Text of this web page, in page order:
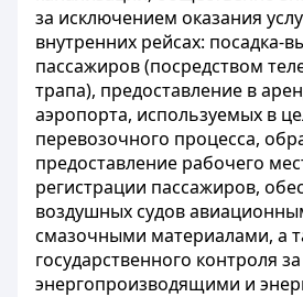
за исключением оказания
внутренних рейсах: посадка-
пассажиров (посредством
трапа), предоставление в
аэропорта, используемых в
перевозочного процесса,
предоставление рабочего
регистрации пассажиров,
воздушных судов
смазочными материалами, а
государственного контроля
энергопроизводящими и